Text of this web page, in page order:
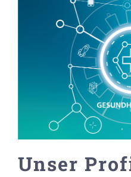
Unser